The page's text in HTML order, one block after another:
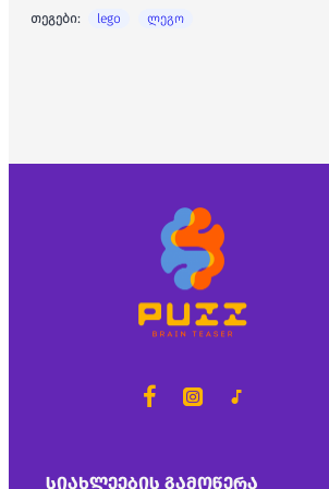
თეგები: lego ლეგო
ᲡᲘᲐᲮᲚᲔᲔᲑᲘᲡ ᲒᲐᲛᲝᲬᲔᲠᲐ